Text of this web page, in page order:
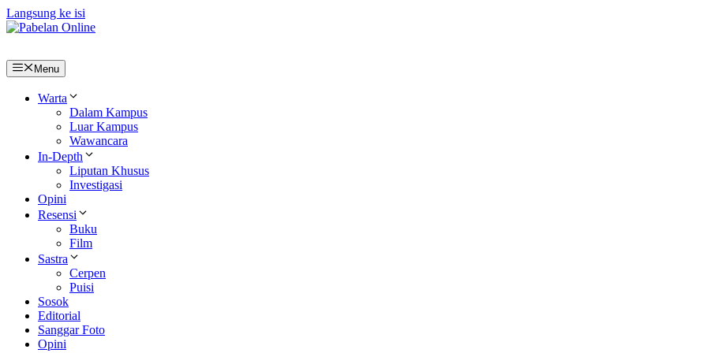
Langsung ke isi
Menu
Warta
Dalam Kampus
Luar Kampus
Wawancara
In-Depth
Liputan Khusus
Investigasi
Opini
Resensi
Buku
Film
Sastra
Cerpen
Puisi
Sosok
Editorial
Sanggar Foto
Opini